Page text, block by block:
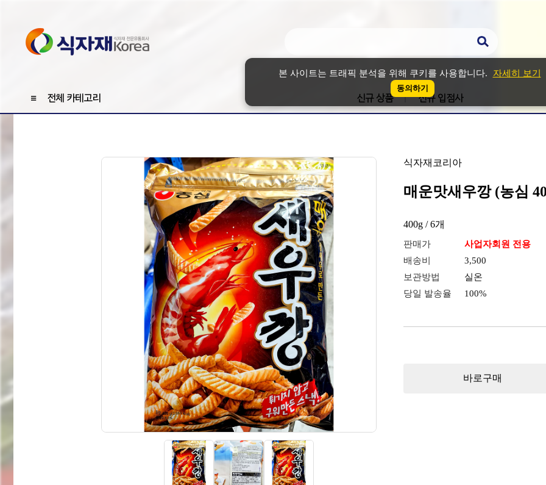
본 사이트는 트래픽 분석을 위해 쿠키를 사용합니다. 자세히 보기
동의하기
≡ 전체 카테고리 신규 상품 신규 입점사
식자재코리아
매운맛새우깡 (농심
400g / 6개
판매가
사업자회원 전용
배송비
3,500
보관방법
실온
당일 발송율
100%
바로구매